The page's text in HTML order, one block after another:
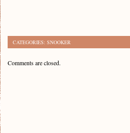
CATEGORIES: SNOOKER
Comments are closed.